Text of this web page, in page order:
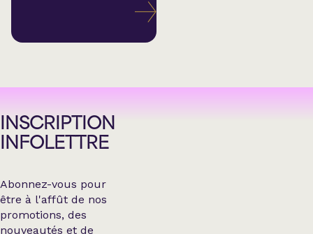
INSCRIPTION
INFOLETTRE
Abonnez-vous pour
être à l'affût de nos
promotions, des
nouveautés et de